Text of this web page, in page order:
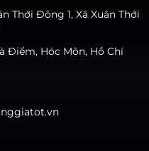
Thới Đông 1, Xã Xuân Thới
Điểm, Hóc Môn, Hồ Chí